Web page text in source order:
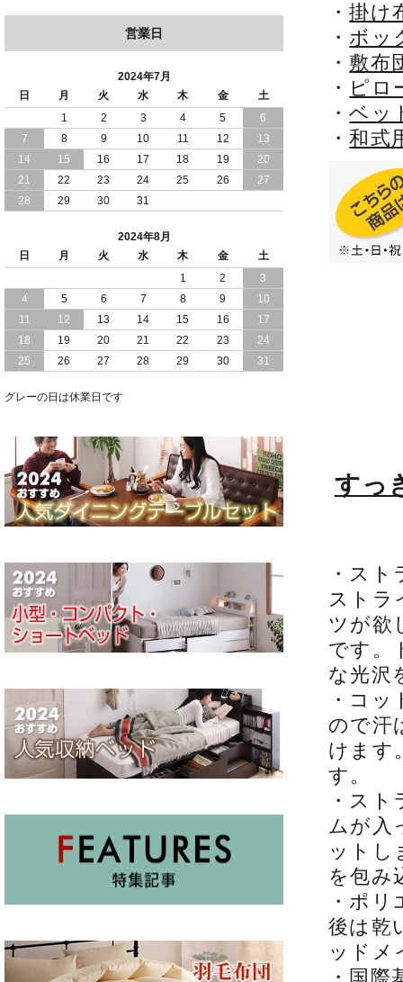
・掛け
・ ボッ
・ 敷布
・ ピロ
・ベッ
・和式
すっ
・ス
ストラ
ツが欲
です。
な光沢
・コ
ので汗
けます
す。
・ス
ムが入
ットし
を包み
・ポ
後は乾
ッドメ
・国
ワイトカラー 縦開き 日本製
全長190cm ショート丈 コンパクト 大容
量 収納力 の 跳ね上げ （ リフトアップ
） 式 ベッド 横開き 日本製
2024/05/27
日本製 大容量 収納 跳ね上げ式 リフト
アップ 横開き ヘッドボードレス ベッド
組立設置サービス付
2024/05/21
日本製 大容量 収納 跳ね上げ式 リフト
組立設置付
日本製 大容量 収納 跳ね上げ式 （ リフ
トアップ ） ベッド 横開き ヘッドボー
ド 組立設置 付き
2024/04/25
日本製 収納 跳ね上げ式 リフトアップ
ベッド 縦開き ヘッドボード 組立設置サ
営業日
2024年7月
日
月 火 水 木 金
土
1
2 3 4 5
6
7
8 9 10 11 12
13
14
15 16 17 18 19
20
21
22 23 24 25 26
27
28
29 30 31
2024年8月
日
月 火 水 木 金
土
1
2
3
4
5 6 7 8 9
10
11
12 13 14 15 16
17
18
19 20 21 22 23
24
25
26 27 28 29 30 31
グレーの日は休業日です